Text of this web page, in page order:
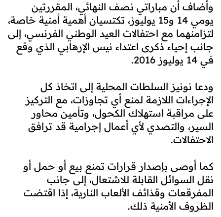
وأضاف أن مباراتي نصف النهائي، المقررتين
يومي 14 و15 يوليوز، تكتسيان أهمية أمنية خاصة،
لتزامنهما مع احتفالات العيد الوطني الفرنسي، إلى
جانب إحياء ذكرى اعتداء نيس الإرهابي الذي وقع
في 14 يوليوز 2016.
ودعا نونيز السلطات المحلية إلى اتخاذ كل
الإجراءات اللازمة لمنع أي تجاوزات، مع التركيز
على مراقبة استهلاك الكحول، وتأمين محاور
السير، والتصدي لأي أعمال إجرامية قد ترافق
الاحتفالات.
كما أوصى بإصدار قرارات تمنع بيع أو حمل أو
نقل السوائل القابلة للاشتعال، إلى جانب
المفرقعات وقذائف الألعاب النارية، إذا اقتضت
الظروف الأمنية ذلك.